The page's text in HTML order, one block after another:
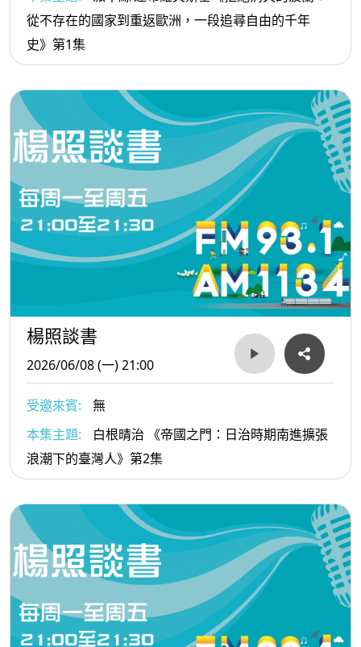
從不存在的國家到重返歐洲，一段追尋自由的千年
史》第1集
楊照談書
2026/06/08 (一) 21:00
受邀來賓:
無
本集主題:
白根晴治 《帝國之門：日治時期南進擴張
浪潮下的臺灣人》第2集